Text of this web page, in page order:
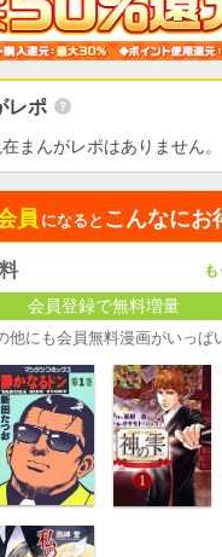
レポ
まんがレポはありません。
員 になると こんなにお
会員登録で無料増量
他にも会員無料漫画がいっぱ